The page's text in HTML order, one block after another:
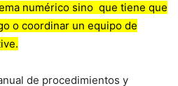
numérico sino que tiene que
o coordinar un equipo de
de procedimientos y